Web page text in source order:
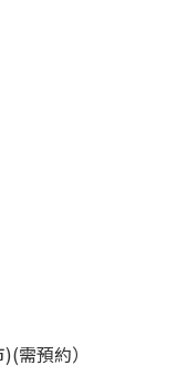
預約）